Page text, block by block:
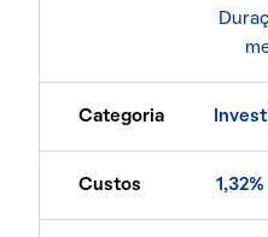
Categoria
Custos